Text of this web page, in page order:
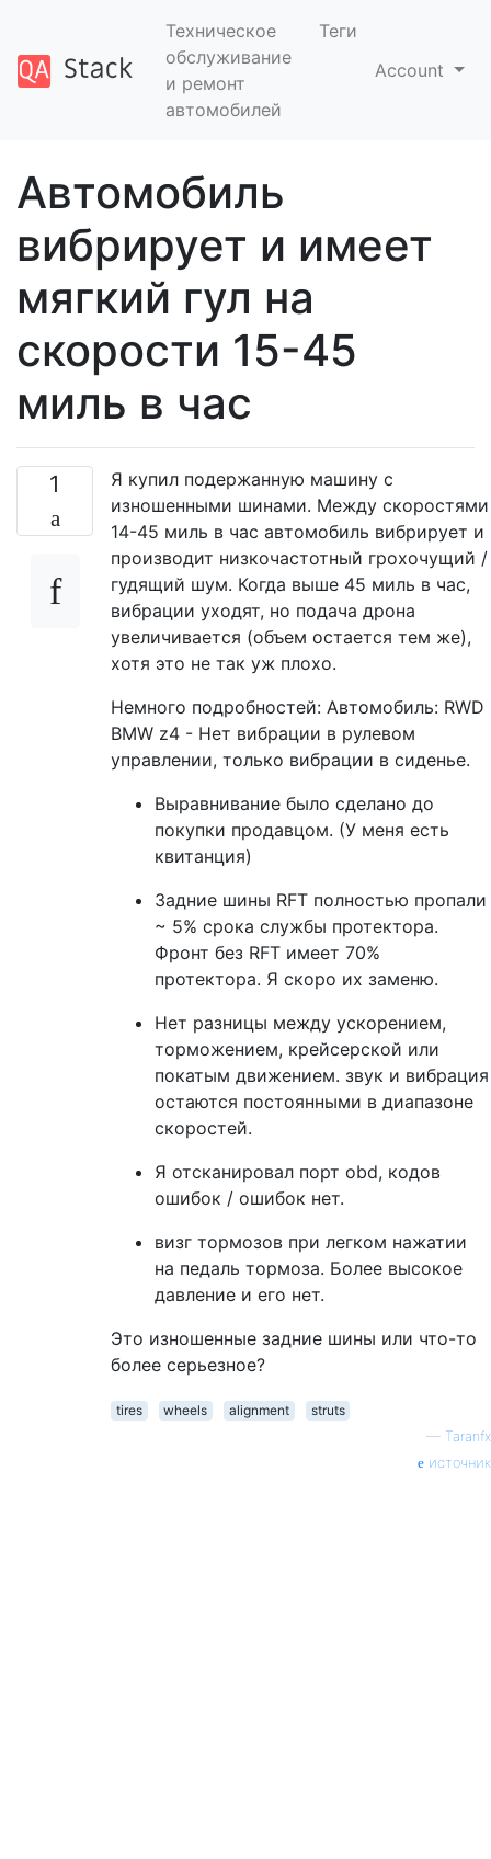
Техническое
обслуживание
и ремонт
автомобилей
Теги
Account
Автомобиль
вибрирует и имеет
мягкий гул на
скорости 15-45
миль в час
1
Я купил подержанную машину с
изношенными шинами. Между скоростями
14-45 миль в час автомобиль вибрирует и
производит низкочастотный грохочущий /
гудящий шум. Когда выше 45 миль в час,
вибрации уходят, но подача дрона
увеличивается (объем остается тем же),
хотя это не так уж плохо.
Немного подробностей: Автомобиль: RWD
BMW z4 - Нет вибрации в рулевом
управлении, только вибрации в сиденье.
Выравнивание было сделано до
покупки продавцом. (У меня есть
квитанция)
Задние шины RFT полностью пропали
~ 5% срока службы протектора.
Фронт без RFT имеет 70%
протектора. Я скоро их заменю.
Нет разницы между ускорением,
торможением, крейсерской или
покатым движением. звук и вибрация
остаются постоянными в диапазоне
скоростей.
Я отсканировал порт obd, кодов
ошибок / ошибок нет.
визг тормозов при легком нажатии
на педаль тормоза. Более высокое
давление и его нет.
Это изношенные задние шины или что-то
более серьезное?
tires wheels alignment
struts
— Taranfx
источник